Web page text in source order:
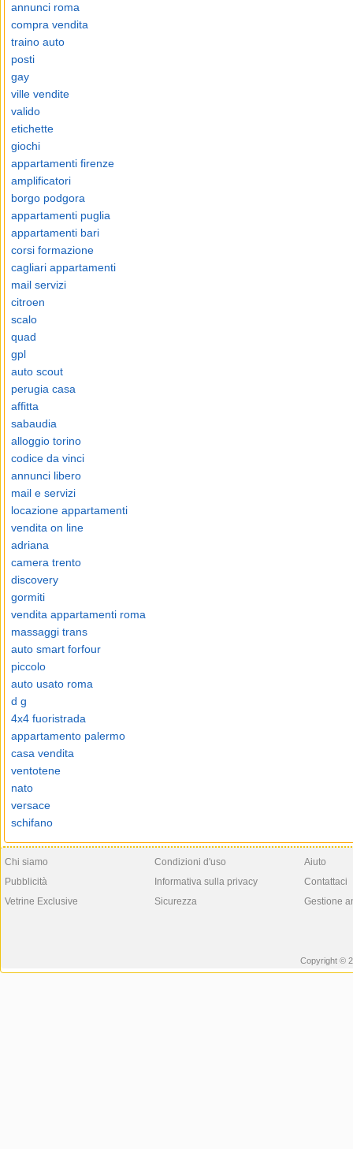
annunci roma
compra vendita
traino auto
posti
gay
ville vendite
valido
etichette
giochi
appartamenti firenze
amplificatori
borgo podgora
appartamenti puglia
appartamenti bari
corsi formazione
cagliari appartamenti
mail servizi
citroen
scalo
quad
gpl
auto scout
perugia casa
affitta
sabaudia
alloggio torino
codice da vinci
annunci libero
mail e servizi
locazione appartamenti
vendita on line
adriana
camera trento
discovery
gormiti
vendita appartamenti roma
massaggi trans
auto smart forfour
piccolo
auto usato roma
d g
4x4 fuoristrada
appartamento palermo
casa vendita
ventotene
nato
versace
schifano
Chi siamo
Pubblicità
Vetrine Exclusive
Condizioni d'uso
Informativa sulla privacy
Sicurezza
Aiuto
Contattaci
Gestione
Copyright ©